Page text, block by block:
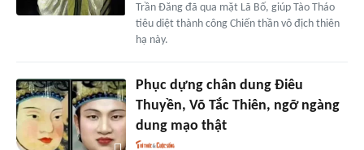
Trần Đăng đã qua mặt Lã Bố, giúp Tào Tháo
tiêu diệt thành công Chiến thần vô địch thiên
hạ này.
Phục dựng chân dung Điêu
Thuyền, Võ Tắc Thiên, ngỡ ngàng
dung mạo thật